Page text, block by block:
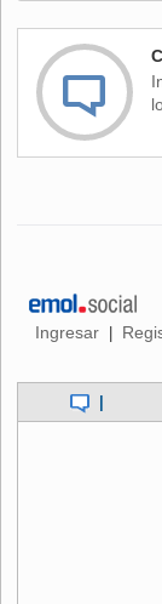
lista de bajas
quien se
sufrió en la
Country.
las 09.00 de
kilómetros.
primeros
toda vez que el
Ingresar